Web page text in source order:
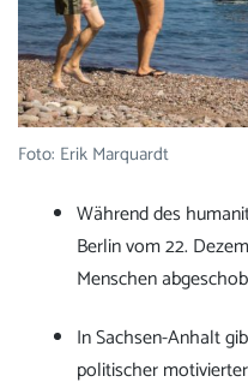
Foto: Erik Marquardt
Während des
Berlin vom 22.
Menschen
In Sachsen-Anhalt
politischer